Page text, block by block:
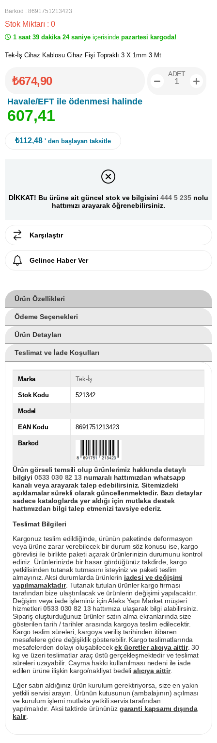
Barkod : 8691751213423
Stok Miktarı : 0
1 saat 39 dakika 24 saniye içerisinde pazartesi kargoda!
Tek-İş Cihaz Kablosu Cihaz Fişi Topraklı 3 X 1mm 3 Mt
₺674,90
Havale/EFT ile ödenmesi halinde
607,41
ADET
₺112,48 ' den başlayan taksitle
DİKKAT! Bu ürüne ait güncel stok ve bilgisini 444 5 235 nolu
hattımızı arayarak öğrenebilirsiniz.
Karşılaştır
Gelince Haber Ver
Ürün Özellikleri
Ödeme Seçenekleri
Ürün Detayları
Teslimat ve İade Koşulları
Marka Tek-İş
Stok Kodu 521342
Model
EAN Kodu 8691751213423
Barkod
Ürün görseli temsili olup ürünlerimiz hakkında detaylı
bilgiyi 0533 030 82 13numaralı hattımızdan whatsapp
kanalı veya arayarak talep edebilirsiniz. Sitemizdeki
açıklamalar sürekli olarak güncellenmektedir. Bazı detaylar
sadece kataloglarda yer aldığı için mutlaka destek
hattımızdan bilgi talep etmenizi tavsiye ederiz.
Teslimat Bilgileri
Kargonuz teslim edildiğinde, ürünün paketinde deformasyon
veya ürüne zarar verebilecek bir durum söz konusu ise, kargo
görevlisi ile birlikte paketi açarak ürünlerinizin durumunu kontrol
ediniz. Ürünlerinizde bir hasar gördüğünüz takdirde, kargo
yetkilisinden tutanak tutmasını isteyiniz ve paketi teslim
almayınız. Aksi durumlarda ürünlerin iadesi ve değişimi
yapılmamaktadır. Tutanak tutulan ürünler kargo firması
tarafından bize ulaştırılacak ve ürünlerin değişimi yapılacaktır.
Değişim veya iade işleminiz için Afeks Yapı Market müşteri
hizmetleri0533 030 82 13hattımıza ulaşarak bilgi alabilirsiniz.
Sipariş oluşturduğunuz ürünler satın alma ekranlarında size
gösterilen tarih / tarihler arasında kargoya teslim edilecektir.
Kargo teslim süreleri, kargoya veriliş tarihinden itibaren
mesafelere göre değişiklik gösterebilir. Kargo teslimatlarında
mesafelerden dolayı oluşabilecekek ücretler alıcıya aittir. 30
kg ve üzeri teslimatlar araç üstü gerçekleşmektedir ve teslimat
süreleri uzayabilir. Cayma hakkı kullanılması nedeni ile iade
edilen ürüne ilişkin kargo/nakliyat bedeli alıcıya aittir.
Eğer satın aldığınız ürün kurulum gerektiriyorsa, size en yakın
yetkili servisi arayın. Ürünün kutusunun (ambalajının) açılması
ve kurulum işlemi mutlaka yetkili servis tarafından
yapılmalıdır. Aksi taktirde ürününüz garanti kapsamı dışında
kalır.